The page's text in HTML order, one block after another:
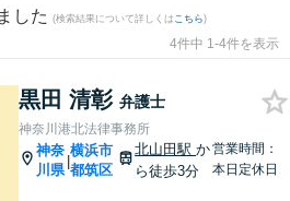
した (検索結果について詳しくは こちら)
4件中 1-4件を表示
黒田 清彰 弁護士
神奈川港北法律事務所
神奈
川県
|
横浜市
都筑区
北山田駅か
ら徒歩3分
営業時間：
本日定休日